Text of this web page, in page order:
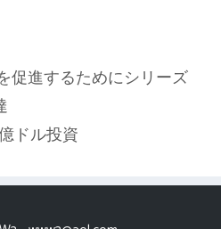
促進するためにシリーズ
ドル投資